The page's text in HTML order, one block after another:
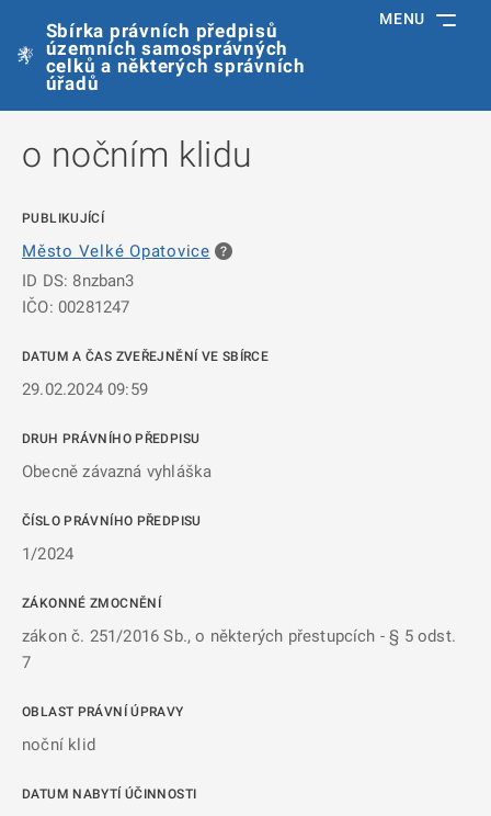
Sbírka právních předpisů
územních samosprávných
celků a některých správních
úřadů
MENU
o nočním klidu
PUBLIKUJÍCÍ
Město Velké Opatovice
ID DS: 8nzban3
IČO: 00281247
DATUM A ČAS ZVEŘEJNĚNÍ VE SBÍRCE
29.02.2024 09:59
DRUH PRÁVNÍHO PŘEDPISU
Obecně závazná vyhláška
ČÍSLO PRÁVNÍHO PŘEDPISU
1/2024
ZÁKONNÉ ZMOCNĚNÍ
zákon č. 251/2016 Sb., o některých přestupcích - § 5 odst.
7
OBLAST PRÁVNÍ ÚPRAVY
noční klid
DATUM NABYTÍ ÚČINNOSTI